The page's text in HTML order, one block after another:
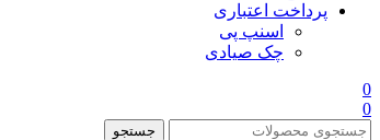
پرداخت اعتباری
اسنپ پی
چک صیادی
0
0
جستجو